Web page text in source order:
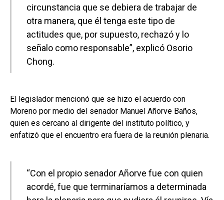
circunstancia que se debiera de trabajar de
otra manera, que él tenga este tipo de
actitudes que, por supuesto, rechazó y lo
señalo como responsable”, explicó Osorio
Chong.
El legislador mencionó que se hizo el acuerdo con
Moreno por medio del senador Manuel Añorve Baños,
quien es cercano al dirigente del instituto político, y
enfatizó que el encuentro era fuera de la reunión plenaria.
“Con el propio senador Añorve fue con quien
acordé, fue que terminaríamos a determinada